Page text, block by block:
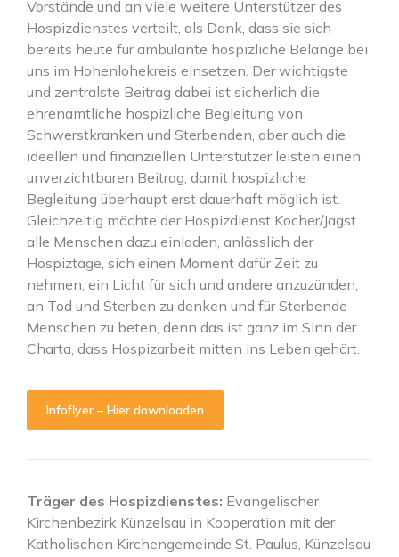
Vorstände und an viele weitere Unterstützer des
Hospizdienstes verteilt, als Dank, dass sie sich
bereits heute für ambulante hospizliche Belange bei
uns im Hohenlohekreis einsetzen. Der wichtigste
und zentralste Beitrag dabei ist sicherlich die
ehrenamtliche hospizliche Begleitung von
Schwerstkranken und Sterbenden, aber auch die
ideellen und finanziellen Unterstützer leisten einen
unverzichtbaren Beitrag, damit hospizliche
Begleitung überhaupt erst dauerhaft möglich ist.
Gleichzeitig möchte der Hospizdienst Kocher/Jagst
alle Menschen dazu einladen, anlässlich der
Hospiztage, sich einen Moment dafür Zeit zu
nehmen, ein Licht für sich und andere anzuzünden,
an Tod und Sterben zu denken und für Sterbende
Menschen zu beten, denn das ist ganz im Sinn der
Charta, dass Hospizarbeit mitten ins Leben gehört.
Infoflyer – Hier downloaden
Träger des Hospizdienstes: Evangelischer
Kirchenbezirk Künzelsau in Kooperation mit der
Katholischen Kirchengemeinde St. Paulus, Künzelsau